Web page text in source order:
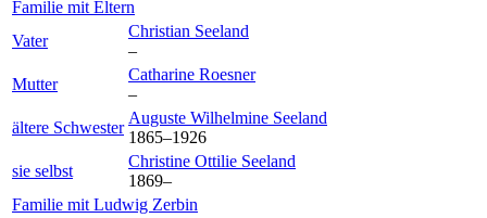
Familie mit Eltern
Vater
Christian Seeland
–
Mutter
Catharine Roesner
–
ältere Schwester
Auguste Wilhelmine Seeland
1865–1926
sie selbst
Christine Ottilie Seeland
1869–
Familie mit Ludwig Zerbin